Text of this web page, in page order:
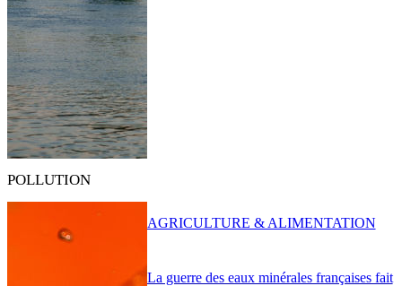
POLLUTION
La guerre des eaux minérales françaises fait
AGRICULTURE & ALIMENTATION